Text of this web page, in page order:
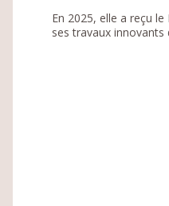
En 2025, elle a reçu
ses travaux